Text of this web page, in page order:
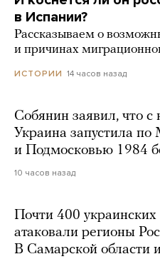
в Испании?
Рассказываем о
и причинах
ИСТОРИИ 14 часов назад
Собянин заявил, что с
Украина запустила по
и Подмосковью 1984
10 часов назад
Почти 400 украинских
атаковали регионы
В Самарской области